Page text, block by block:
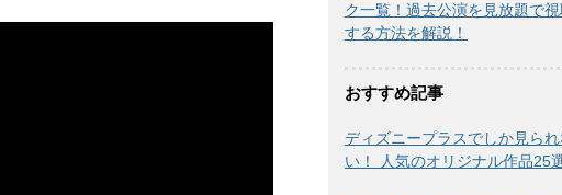
ク一覧！過去公演を見放題で
する方法を解説！
おすすめ記事
ディズニープラスでしか見られ
い！ 人気のオリジナル作品25